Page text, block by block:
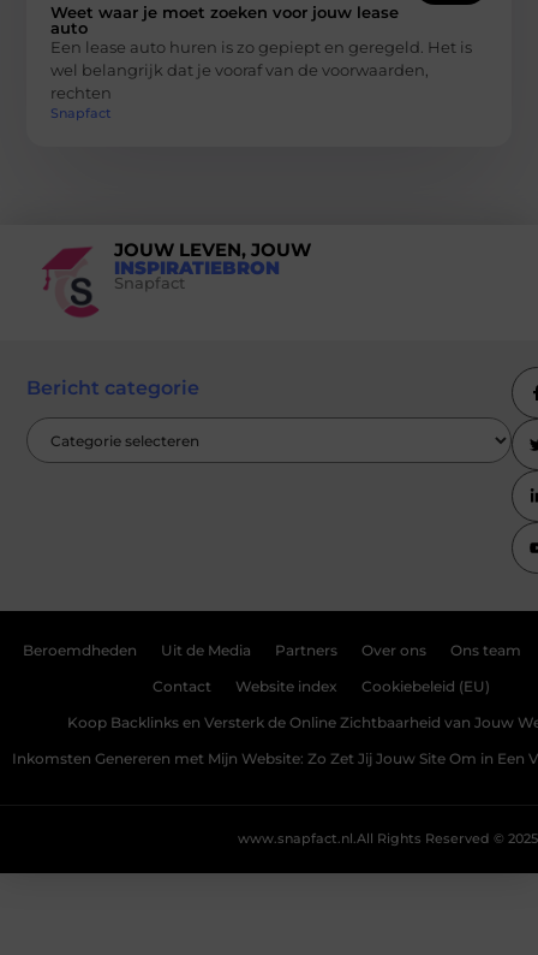
Weet waar je moet zoeken voor jouw lease
auto
Een lease auto huren is zo gepiept en geregeld. Het is
wel belangrijk dat je vooraf van de voorwaarden,
rechten
Snapfact
JOUW LEVEN, JOUW
INSPIRATIEBRON
Snapfact
Bericht categorie
Beroemdheden Uit de Media Partners Over ons Ons team
Contact Website index Cookiebeleid (EU)
Koop Backlinks en Versterk de Online Zichtbaarheid van Jouw
Inkomsten Genereren met Mijn Website: Zo Zet Jij Jouw Site Om in Een
All Rights Reserved © 2025
www.snapfact.nl.